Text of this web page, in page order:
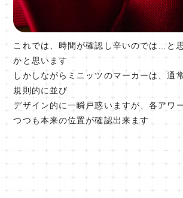
これでは、時間が確認し辛いのでは…と
かと思います
しかしながらミニッツのマーカーは、通
規則的に並び
デザイン的に一瞬戸惑いますが、各アワ
つつも本来の位置が確認出来ます